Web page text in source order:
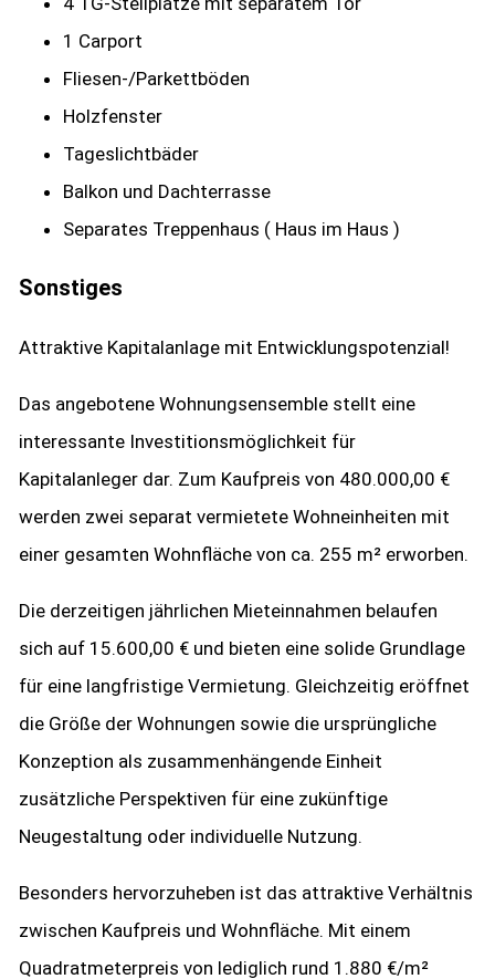
1 Carport
Fliesen-/Parkettböden
Holzfenster
Tageslichtbäder
Balkon und Dachterrasse
Separates Treppenhaus ( Haus im Haus )
Sonstiges
Attraktive Kapitalanlage mit Entwicklungspotenzial!
Das angebotene Wohnungsensemble stellt eine
interessante Investitionsmöglichkeit für
Kapitalanleger dar. Zum Kaufpreis von 480.000,00 €
werden zwei separat vermietete Wohneinheiten mit
einer gesamten Wohnfläche von ca. 255 m² erworben.
Die derzeitigen jährlichen Mieteinnahmen belaufen
sich auf 15.600,00 € und bieten eine solide Grundlage
für eine langfristige Vermietung. Gleichzeitig eröffnet
die Größe der Wohnungen sowie die ursprüngliche
Konzeption als zusammenhängende Einheit
zusätzliche Perspektiven für eine zukünftige
Neugestaltung oder individuelle Nutzung.
Besonders hervorzuheben ist das attraktive Verhältnis
zwischen Kaufpreis und Wohnfläche. Mit einem
Quadratmeterpreis von lediglich rund 1.880 €/m²